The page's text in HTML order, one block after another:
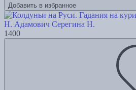
Добавить в избранное
Н. Адамович Серегина Н.
1400